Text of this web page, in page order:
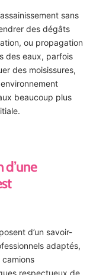
sans
des dégâts
ou propagation
des eaux, parfois
des moisissures,
beaucoup plus
d’un savoir-
adaptés,
camions